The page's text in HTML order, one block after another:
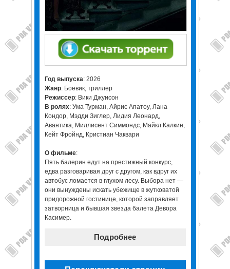
Год выпуска: 2026
Жанр: Боевик, триллер
Режиссер: Вики Джуисон
В ролях: Ума Турман, Айрис Апатоу, Лана
Кондор, Мэдди Зиглер, Лидия Леонард,
Авантика, Миллисент Симмондс, Майкл Калкин,
Кейт Фройнд, Кристиан Чаквари
О фильме:
Пять балерин едут на престижный конкурс,
едва разговаривая друг с другом, как вдруг их
автобус ломается в глухом лесу. Выбора нет —
они вынуждены искать убежище в жутковатой
придорожной гостинице, которой заправляет
затворница и бывшая звезда балета Девора
Касимер.
Подробнее